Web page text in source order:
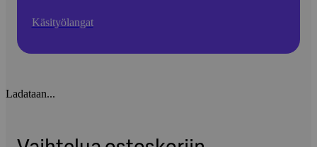
Käsityölangat
Ladataan...